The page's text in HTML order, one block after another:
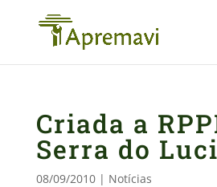
Criada a
Serra do
08/09/2010| Notícias